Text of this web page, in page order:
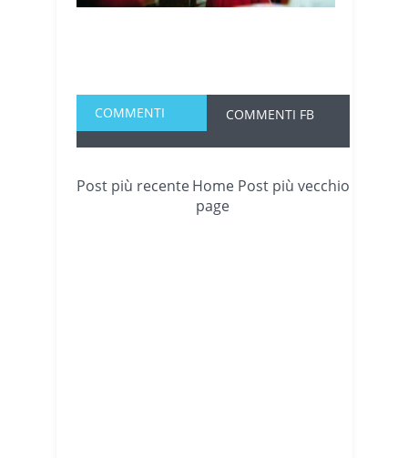
COMMENTI COMMENTI FB
Post più recente Post più vecchio
Home
page